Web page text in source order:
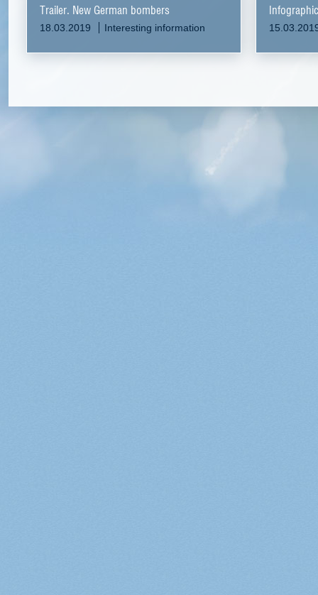
Trailer. New German bombers
18.03.2019 Interesting information